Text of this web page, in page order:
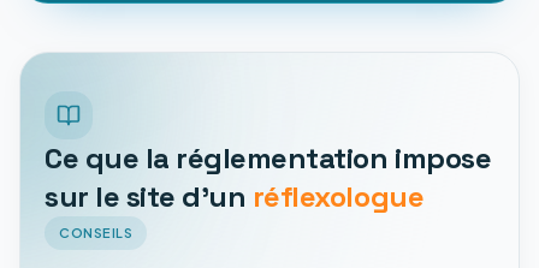
Ce que la réglementation impose
sur le site d'un réflexologue
CONSEILS